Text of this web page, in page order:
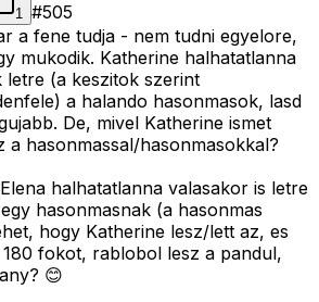
1 #505
a fene tudja - nem tudni egyelore,
mukodik. Katherine halhatatlanna
letre (a keszitok szerint
a halando hasonmasok, lasd
De, mivel Katherine ismet
a hasonmassal/hasonmasokkal?
halhatatlanna valasakor is letre
hasonmasnak (a hasonmas
hogy Katherine lesz/lett az, es
fokot, rablobol lesz a pandul,
😊